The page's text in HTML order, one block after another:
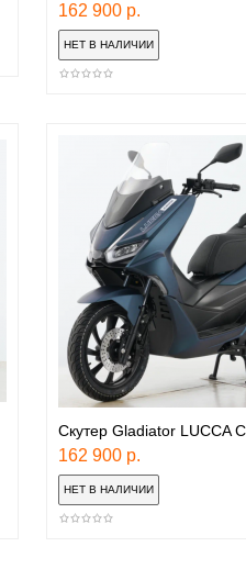
162 900 р.
Скутер Gladiator LUCCA
162 900 р.